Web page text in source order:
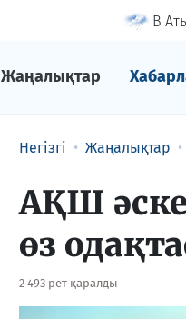
В
Жаңалықтар
Негізгі Жаңалықтар
АҚШ
өз
2 493 рет қаралды